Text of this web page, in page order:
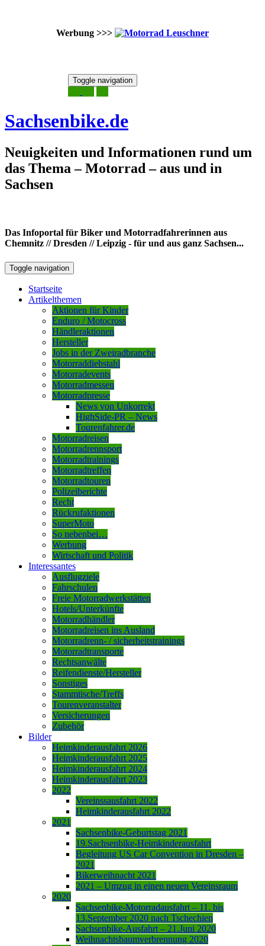
Werbung >>>
Toggle navigation
Sachsenbike.de
Neuigkeiten und Informationen rund um
das Thema – Motorrad – aus und in
Sachsen
Das Infoportal für Biker und Motorradfahrerinnen aus
Chemnitz // Dresden // Leipzig - für und aus ganz Sachsen...
Toggle navigation
Startseite
Artikelthemen
Aktionen für Kinder
Enduro / Motocross
Händleraktionen
Hersteller
Jobs in der Zweiradbranche
Motorraddiebstahl
Motorradevents
Motorradmessen
Motorradpresse
News von Unkorrekt
HighSide-PR – News
Tourenfahrer.de
Motorradreisen
Motorradrennsport
Motorradtrainings
Motorradtreffen
Motorradtouren
Polizeiberichte
Recht
Rückrufaktionen
SuperMoto
So nebenbei…
Werbung
Wirtschaft und Politik
Interessantes
Ausflugziele
Fahrschulen
Freie Motorradwerkstätten
Hotels/Unterkünfte
Motorradhändler
Motorradreisen ins Ausland
Motorradrenn- / sicherheitstrainings
Motorradtransporte
Rechtsanwälte
Reifendienste/Hersteller
Sonstiges
Stammtische/Treffs
Tourenveranstalter
Versicherungen
Zubehör
Bilder
Heimkinderausfahrt 2026
Heimkinderausfahrt 2025
Heimkinderausfahrt 2024
Heimkinderausfahrt 2023
2022
Vereinssausfahrt 2022
Heimkinderausfahrt 2022
2021
Sachsenbike-Geburtstag 2021
19.Sachsenbike-Heimkinderausfahrt
Begleitung US Car Convention in Dresden –
2021
Bikerweihnacht 2021
2021 – Umzug in einen neuen Vereinsraum
2020
Sachsenbike-Motorradausfahrt – 11. bis
13.September 2020 nach Tschechien
Sachsenbike-Ausfahrt – 21.Juni 2020
Weihnachtsbaumverbrennung 2020